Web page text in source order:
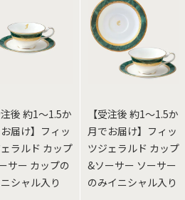
注後 約1～1.5か
届け】フィッ
ラルド カップ
サー カップの
シャル入り
【受注後 約1～1.5か
月でお届け】フィッ
ツジェラルド カップ
&ソーサー ソーサー
のみイニシャル入り